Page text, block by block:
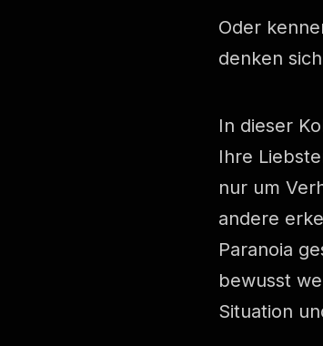
Oder
denken
In dieser
Ihre
nur um
andere
Paranoia
bewusst
Situation